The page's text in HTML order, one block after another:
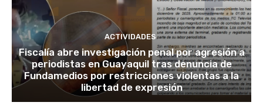
ACTIVIDADES
Fiscalía abre investigación penal por agresión a
periodistas en Guayaquil tras denuncia de
Fundamedios por restricciones violentas a la
libertad de expresión